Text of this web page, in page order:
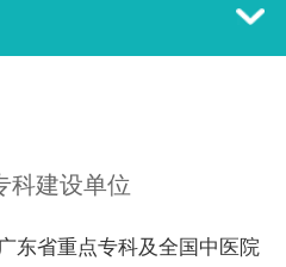
科建设单位
东省重点专科及全国中医院